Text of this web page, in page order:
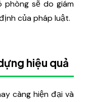
sẽ do giám
của pháp luật.
hiệu quả
càng hiện đại và